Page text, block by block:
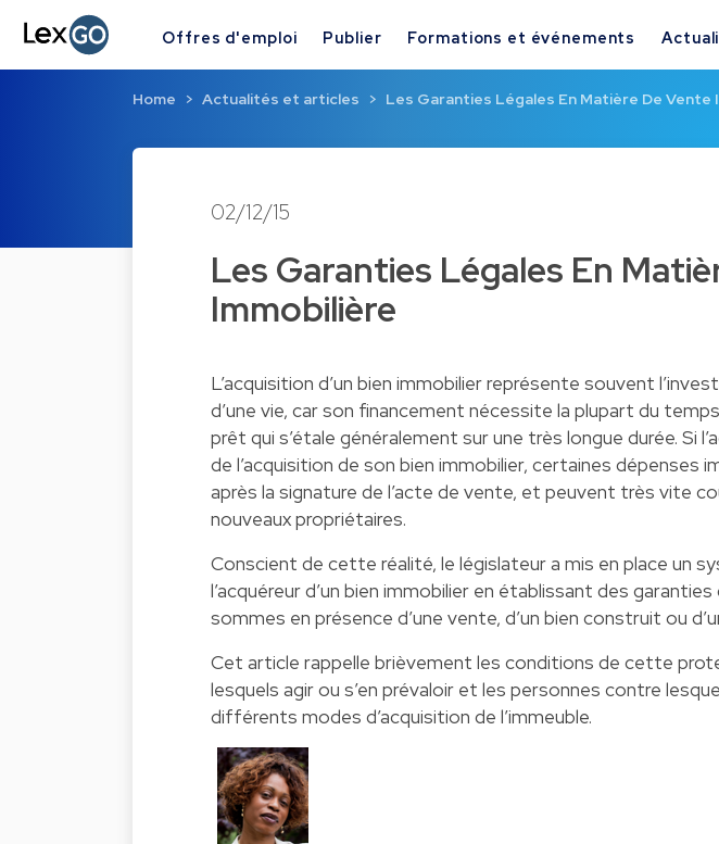
Offres d'emploi Publier Formations et événements
Home Actualités et articles Les Garanties Légales En Matière De Vente
02/12/15
Les Garanties Légales En
Immobilière
L’acquisition d’un bien immobilier représente souvent
d’une vie, car son financement nécessite la plupart du
prêt qui s’étale généralement sur une très longue durée. Si
de l’acquisition de son bien immobilier, certaines dépenses
après la signature de l’acte de vente, et peuvent très vite
nouveaux propriétaires.
Conscient de cette réalité, le législateur a mis en place un
l’acquéreur d’un bien immobilier en établissant des
sommes en présence d’une vente, d’un bien construit ou
Cet article rappelle brièvement les conditions de cette
lesquels agir ou s’en prévaloir et les personnes contre
différents modes d’acquisition de l’immeuble.